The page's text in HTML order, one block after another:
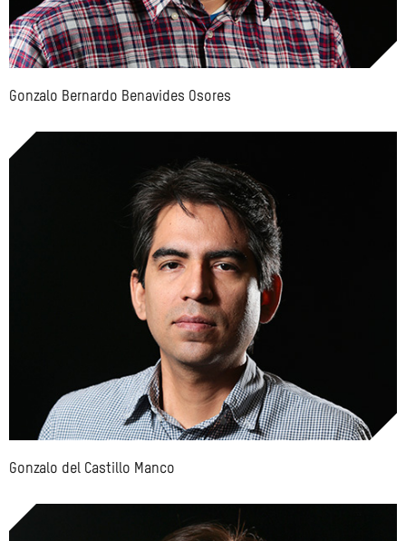
Gonzalo Bernardo Benavides Osores
Gonzalo del Castillo Manco